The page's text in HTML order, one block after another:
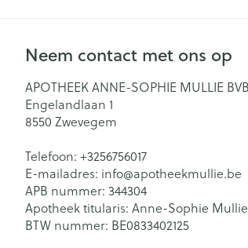
Neem contact met ons op
APOTHEEK ANNE-SOPHIE MULLIE
Engelandlaan 1
8550 Zwevegem
Telefoon: +3256756017
E-mailadres: info@apotheekmullie.be
APB nummer: 344304
Apotheek titularis: Anne-Sophie Mullie
BTW nummer: BE0833402125